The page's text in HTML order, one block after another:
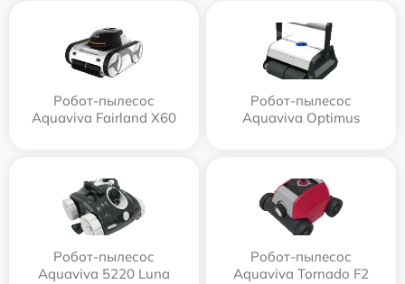
Робот-пылесос
Aquaviva Fairland X60
Робот-пылесос
Aquaviva Optimus
Робот-пылесос
Aquaviva 5220 Luna
Робот-пылесос
Aquaviva Tornado F2